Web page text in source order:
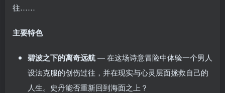
往……
主要特色
碧波之下的离奇远航— 在这场诗意冒险中体验一个男人
设法克服的创伤过往，并在现实与心灵层面拯救自己的
人生。史丹能否重新回到海面之上？